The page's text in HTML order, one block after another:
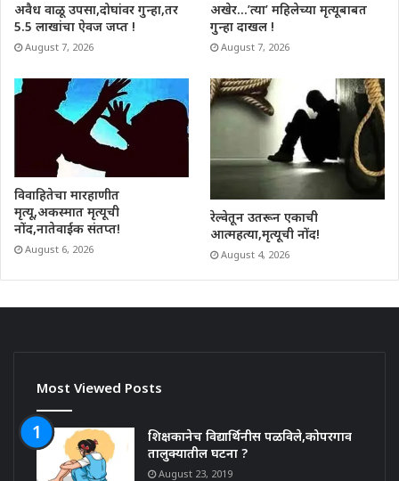
अवैध वाळू उपसा,दोघांवर गुन्हा,तर
5.5 लाखांचा ऐवज जप्त !
August 7, 2026
अखेर…’त्या’ महिलेच्या मृत्यूबाबत
गुन्हा दाखल !
August 7, 2026
विवाहितेचा मारहाणीत
मृत्यू,अकस्मात मृत्यूची
नोंद,नातेवाईक संतप्त!
August 6, 2026
रेल्वेतून उतरून एकाची
आत्महत्या,मृत्यूची नोंद!
August 4, 2026
Most Viewed Posts
शिक्षकानेच विद्यार्थिनीस पळविले,कोपरगाव
तालुक्यातील घटना ?
August 23, 2019